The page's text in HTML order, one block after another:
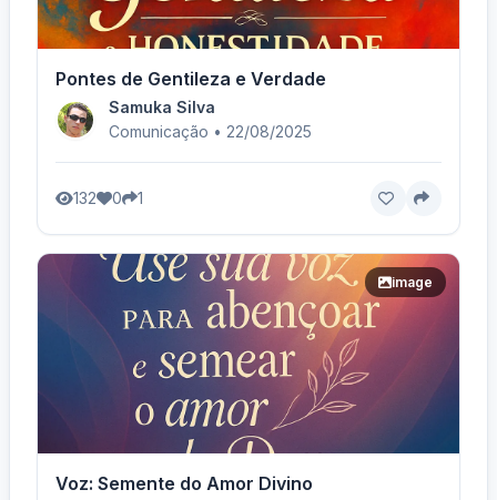
Pontes de Gentileza e Verdade
Samuka Silva
Comunicação • 22/08/2025
132 0 1
image
Voz: Semente do Amor Divino